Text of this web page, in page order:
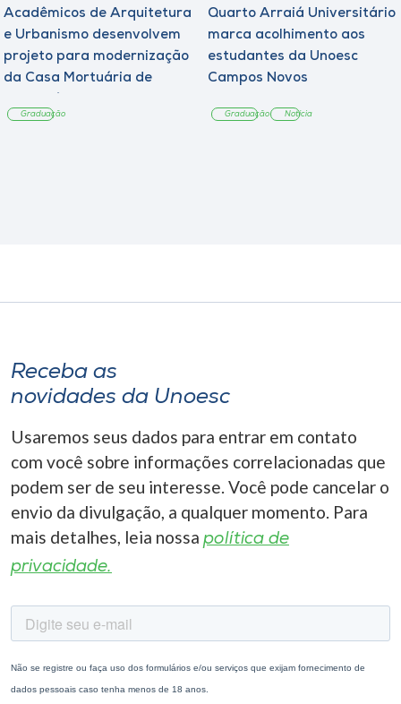
Acadêmicos de Arquitetura
e Urbanismo desenvolvem
projeto para modernização
da Casa Mortuária de
Graduação
Quarto Arraiá Universitário
marca acolhimento aos
estudantes da Unoesc
Campos Novos
Graduação Notícia
Receba as
novidades da Unoesc
Usaremos seus dados para entrar em contato
com você sobre informações correlacionadas que
podem ser de seu interesse. Você pode cancelar o
envio da divulgação, a qualquer momento. Para
mais detalhes, leia nossa política de
privacidade.